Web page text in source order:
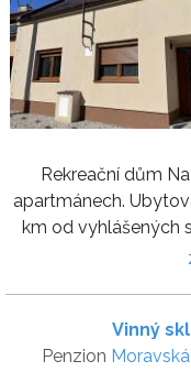
Rekreační dům
apartmánech.
km od vyhlášených
Vinný
Penzion